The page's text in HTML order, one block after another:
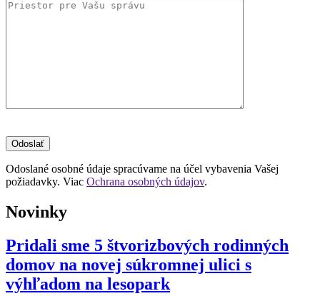
Odoslané osobné údaje spracúvame na účel vybavenia Vašej
požiadavky. Viac Ochrana osobných údajov.
Novinky
Pridali sme 5 štvorizbových rodinných
domov na novej súkromnej ulici s
výhľadom na lesopark